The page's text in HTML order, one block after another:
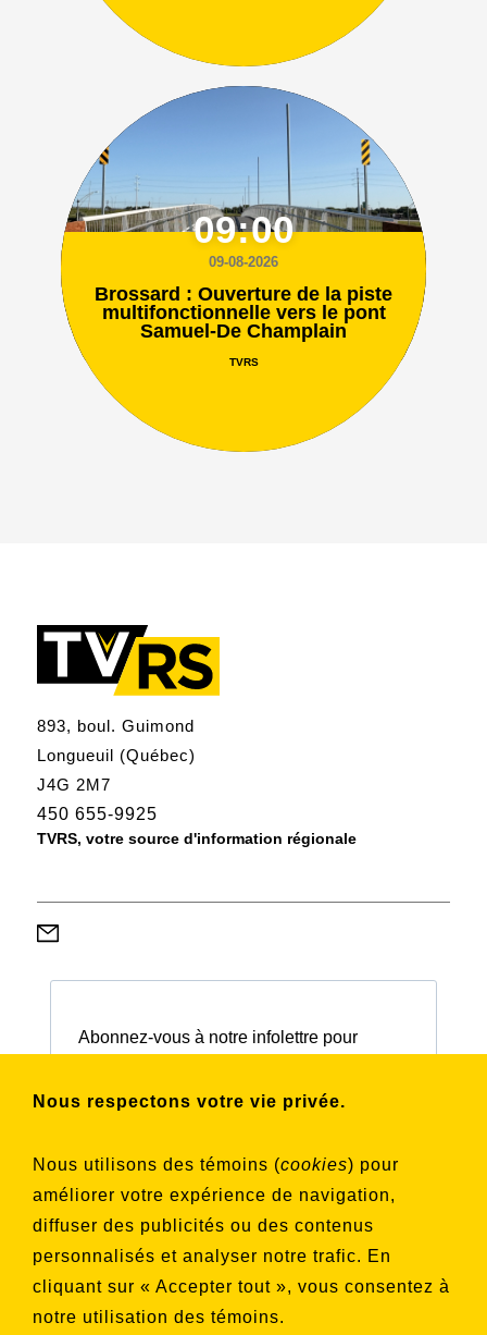
Nous respectons votre vie privée.
Nous utilisons des témoins (cookies) pour
améliorer votre expérience de navigation,
diffuser des publicités ou des contenus
personnalisés et analyser notre trafic. En
cliquant sur « Accepter tout », vous consentez à
notre utilisation des témoins.
09:00
09-08-2026
Brossard : Ouverture de la piste
multifonctionnelle vers le pont
Samuel-De Champlain
TVRS
893, boul. Guimond
Longueuil (Québec)
J4G 2M7
450 655-9925
TVRS, votre source d'information régionale
Abonnez-vous à notre infolettre pour
souhaitez vous inscrire
Aucune liste sélectionnée
S'INSCRIRE